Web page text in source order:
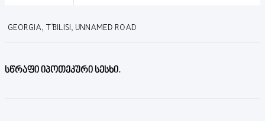
GEORGIA, T'BILISI, UNNAMED ROAD
სწრაფი იპოთეკური სესხი.